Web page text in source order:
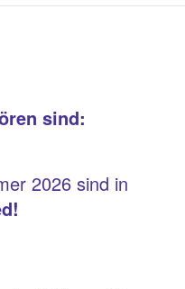
sind:
2026 sind in